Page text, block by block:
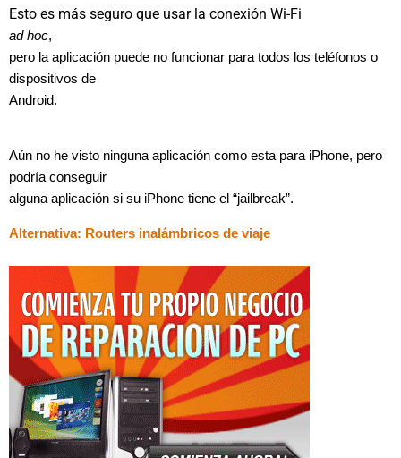
Esto es más seguro que usar la conexión Wi-Fi
ad hoc,
pero la aplicación puede no funcionar para todos los teléfonos o
dispositivos de
Android.
Aún no he visto ninguna aplicación como esta para iPhone, pero
podría conseguir
alguna aplicación si su iPhone tiene el “jailbreak”.
Alternativa: Routers inalámbricos de viaje